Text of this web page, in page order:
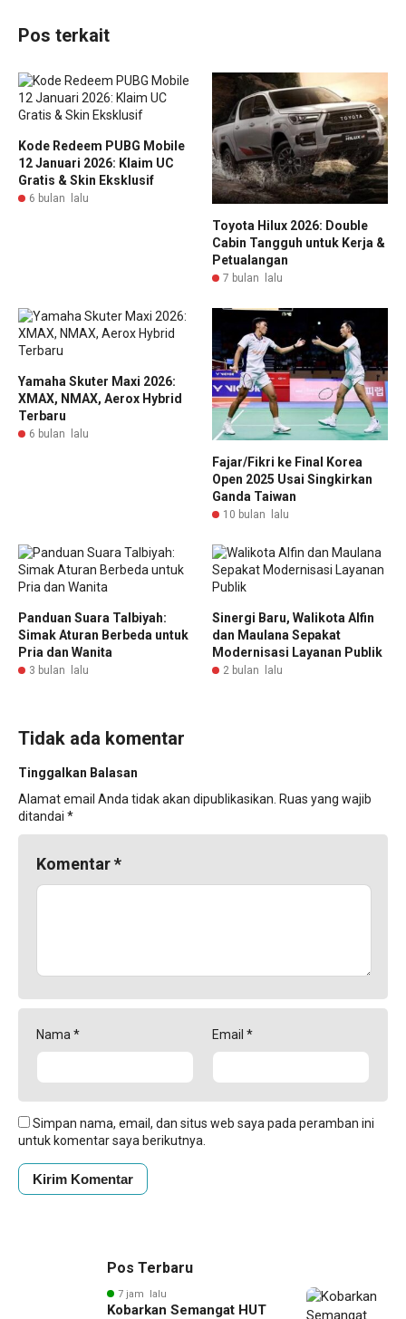
Pos terkait
Kode Redeem PUBG Mobile
12 Januari 2026: Klaim UC
Gratis & Skin Eksklusif
6 bulan lalu
Toyota Hilux 2026: Double
Cabin Tangguh untuk Kerja &
Petualangan
7 bulan lalu
Yamaha Skuter Maxi 2026:
XMAX, NMAX, Aerox Hybrid
Terbaru
6 bulan lalu
Fajar/Fikri ke Final Korea
Open 2025 Usai Singkirkan
Ganda Taiwan
10 bulan lalu
Panduan Suara Talbiyah:
Simak Aturan Berbeda untuk
Pria dan Wanita
3 bulan lalu
Sinergi Baru, Walikota Alfin
dan Maulana Sepakat
Modernisasi Layanan Publik
2 bulan lalu
Tidak ada komentar
Tinggalkan Balasan
Alamat email Anda tidak akan dipublikasikan. Ruas yang wajib
ditandai *
Komentar*
Nama * Email *
Simpan nama, email, dan situs web saya pada peramban ini
untuk komentar saya berikutnya.
Pos Terbaru
7 jam lalu
Kobarkan Semangat HUT